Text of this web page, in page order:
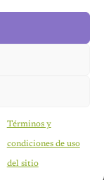
Términos y
condiciones de uso
del sitio